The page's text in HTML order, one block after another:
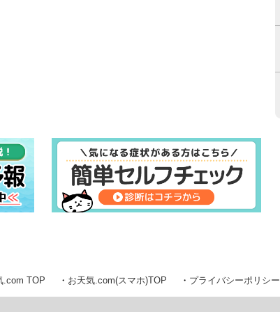
.com TOP お天気.com(スマホ)TOP プライバシーポリシー